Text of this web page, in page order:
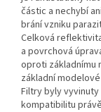
částic a nechybí
brání vzniku
Celková
a povrchová
oproti základnímu
základní modelové
Filtry byly vyvinuty
kompatibilitu